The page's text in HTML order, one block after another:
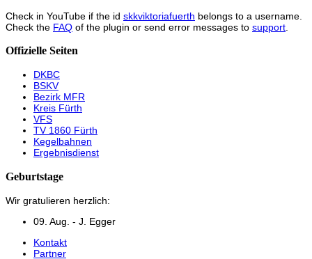
Check in YouTube if the id skkviktoriafuerth belongs to a username.
Check the FAQ of the plugin or send error messages to support
Offizielle Seiten
DKBC
BSKV
Bezirk MFR
Kreis Fürth
VFS
TV 1860 Fürth
Kegelbahnen
Ergebnisdienst
Geburtstage
Wir gratulieren herzlich:
09. Aug. - J. Egger
Kontakt
Partner